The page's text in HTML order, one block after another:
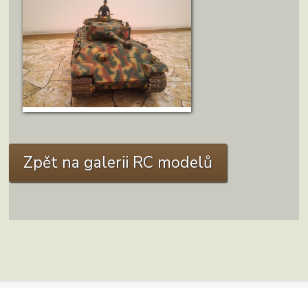
ZOBRAZIT DETAIL
Zpět na galerii RC modelů